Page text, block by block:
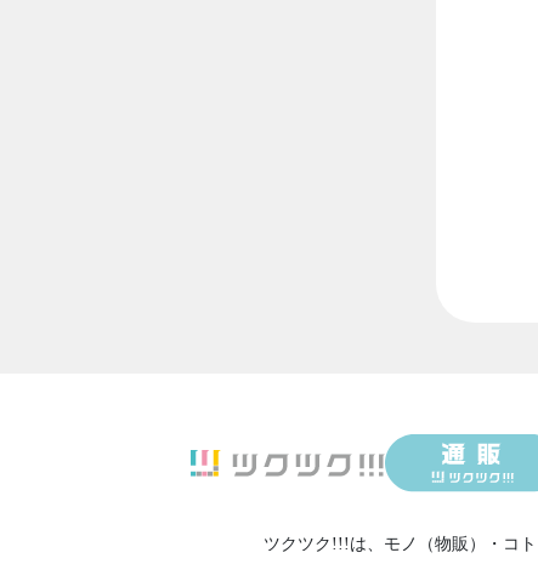
ツクツク!!!は、 モノ（物販） ・ コ